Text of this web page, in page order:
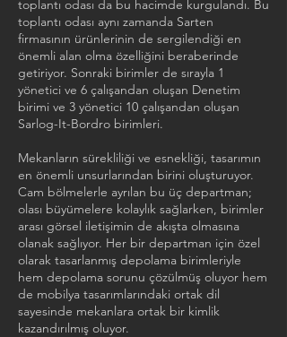
toplantı odası da bu hacimde kurgulandı. Bu
toplantı odası aynı zamanda Sarten
firmasının ürünlerinin de sergilendiği en
önemli alan olma özelliğini beraberinde
getiriyor. Sonraki birimler de sırayla 1
yönetici ve 6 çalışandan oluşan Denetim
birimi ve 3 yönetici 10 çalışandan oluşan
Sarlog-It-Bordro birimleri.
Mekanların sürekliliği ve esnekliği, tasarımın
en önemli unsurlarından birini oluşturuyor.
Cam bölmelerle ayrılan bu üç departman;
olası büyümelere kolaylık sağlarken, birimler
arası görsel iletişimin de akışta olmasına
olanak sağlıyor. Her bir departman için özel
olarak tasarlanmış depolama birimleriyle
hem depolama sorunu çözülmüş oluyor hem
de mobilya tasarımlarındaki ortak dil
sayesinde mekanlara ortak bir kimlik
kazandırılmış oluyor.